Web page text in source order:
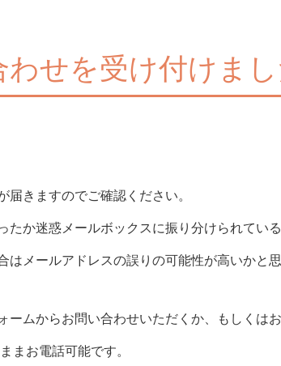
わせを受け付けまし
きますのでご確認ください。
か迷惑メールボックスに振り分けられてい
メールアドレスの誤りの可能性が高いかと思
ムからお問い合わせいただくか、もしくはお
まお電話可能です。